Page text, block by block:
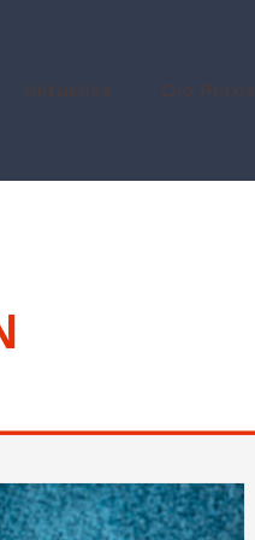
Aktuelles Die Praxis